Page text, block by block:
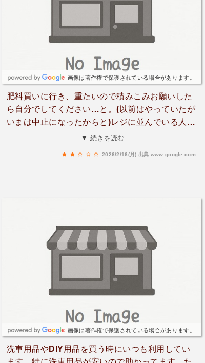
画像は著作権で保護されている場合があります。
肥料買いに行き、重たいので積みこみお願いした
ら自分でしてください…と。(以前はやっていたが
いまは中止になったからと)レジに並んでいる人は
無し。ちょっと手伝ってくれてもいいのか
▼ 続きを読む
2026/2/16(月) 出典:www.google.com
画像は著作権で保護されている場合があります。
洗車用品やDIY用品を買う時にいつも利用してい